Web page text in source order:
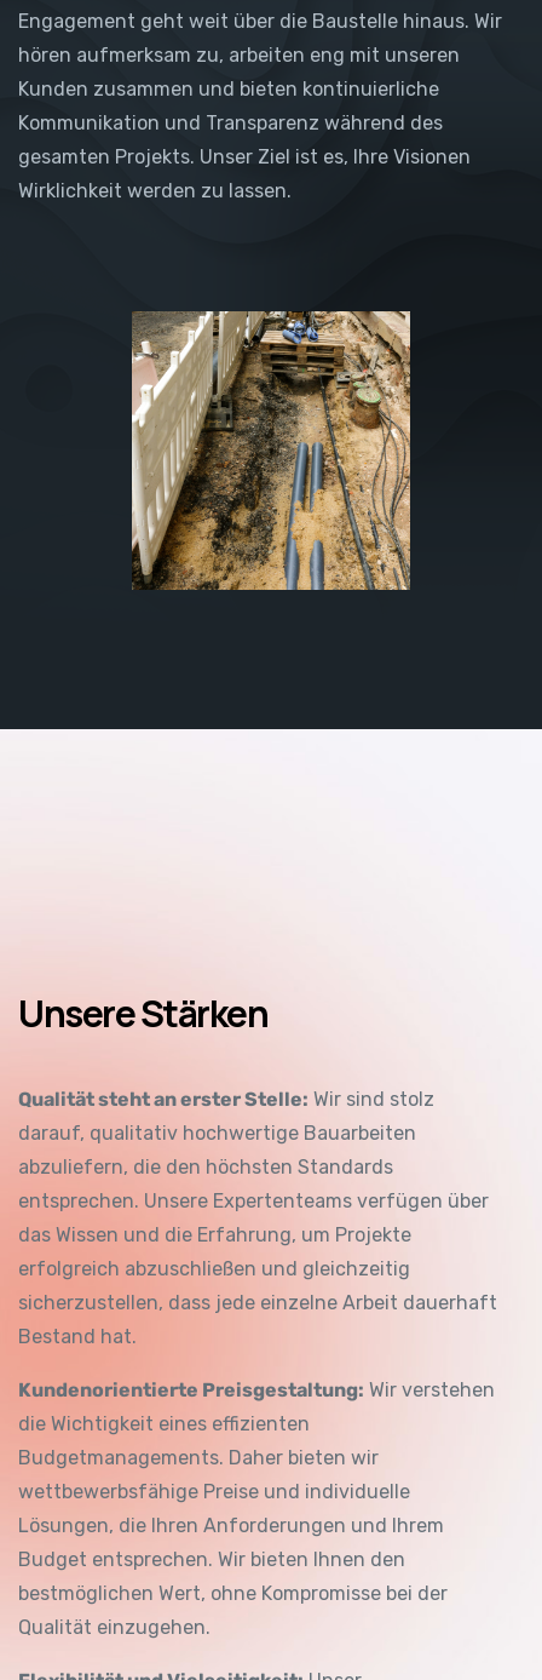
Engagement geht weit über die Baustelle hinaus. Wir
hören aufmerksam zu, arbeiten eng mit unseren
Kunden zusammen und bieten kontinuierliche
Kommunikation und Transparenz während des
gesamten Projekts. Unser Ziel ist es, Ihre Visionen
Wirklichkeit werden zu lassen.
Unsere Stärken
Qualität steht an erster Stelle: Wir sind stolz
darauf, qualitativ hochwertige Bauarbeiten
abzuliefern, die den höchsten Standards
entsprechen. Unsere Expertenteams verfügen über
das Wissen und die Erfahrung, um Projekte
erfolgreich abzuschließen und gleichzeitig
sicherzustellen, dass jede einzelne Arbeit dauerhaft
Bestand hat.
Kundenorientierte Preisgestaltung: Wir verstehen
die Wichtigkeit eines effizienten
Budgetmanagements. Daher bieten wir
wettbewerbsfähige Preise und individuelle
Lösungen, die Ihren Anforderungen und Ihrem
Budget entsprechen. Wir bieten Ihnen den
bestmöglichen Wert, ohne Kompromisse bei der
Qualität einzugehen.